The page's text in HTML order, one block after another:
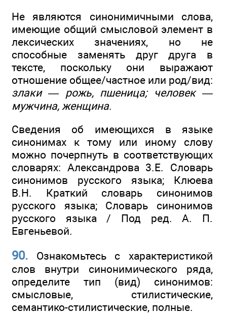
Не являются синонимичными слова,
имеющие общий смысловой элемент в
лексических значениях, но не
способные заменять друг друга в
тексте, поскольку они выражают
отношение общее/частное или род/вид:
злаки — рожь, пшеница; человек —
мужчина, женщина.
Сведения об имеющихся в языке
синонимах к тому или иному слову
можно почерпнуть в соответствующих
словарях: Александрова 3.Е. Словарь
синонимов русского языка; Клюева
В.Н. Краткий словарь синонимов
русского языка; Словарь синонимов
русского языка / Под ред. А. П.
Евгеньевой.
90. Ознакомьтесь с характеристикой
слов внутри синонимического ряда,
определите тип (вид) синонимов:
смысловые, стилистические,
семантико-стилистические, полные.